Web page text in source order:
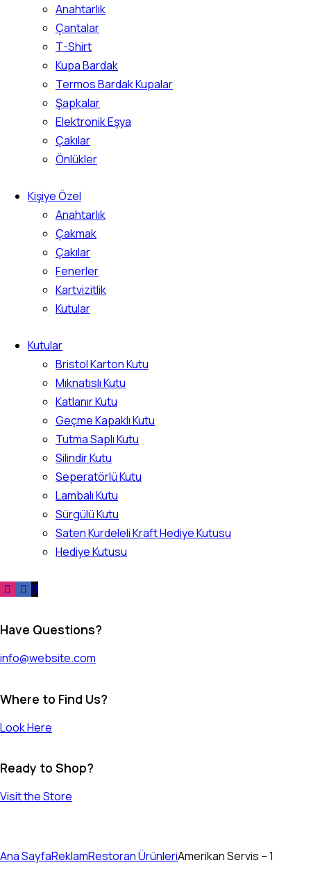
Anahtarlık
Çantalar
T-Shirt
Kupa Bardak
Termos Bardak Kupalar
Şapkalar
Elektronik Eşya
Çakılar
Önlükler
Kişiye Özel
Anahtarlık
Çakmak
Çakılar
Fenerler
Kartvizitlik
Kutular
Kutular
Bristol Karton Kutu
Mıknatıslı Kutu
Katlanır Kutu
Geçme Kapaklı Kutu
Tutma Saplı Kutu
Silindir Kutu
Seperatörlü Kutu
Lambalı Kutu
Sürgülü Kutu
Saten Kurdeleli Kraft Hediye Kutusu
Hediye Kutusu
Have Questions?
info@website.com
Where to Find Us?
Look Here
Ready to Shop?
Visit the Store
Ana SayfaReklamRestoran ÜrünleriAmerikan Servis – 1